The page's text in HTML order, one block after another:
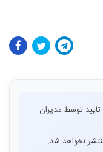
توسط مدیران
نخواهد شد.